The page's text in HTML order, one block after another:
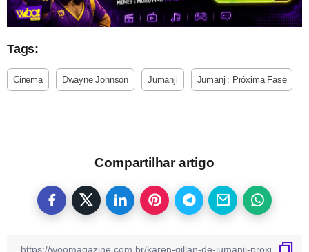
Tags:
Cinema Dwayne Johnson Jumanji Jumanji: Próxima Fase
Compartilhar artigo